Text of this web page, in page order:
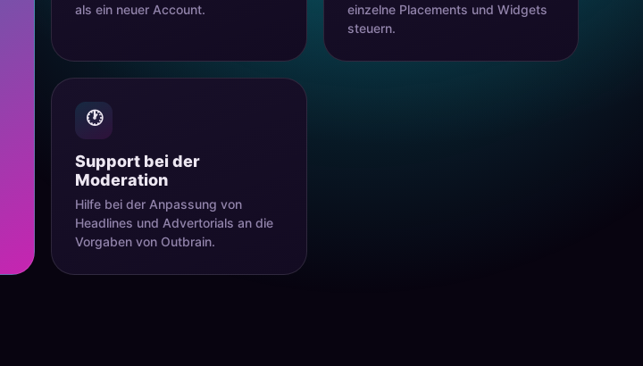
als ein neuer Account.
einzelne Placements und Widgets
steuern.
🕐
Support bei der
Moderation
Hilfe bei der Anpassung von
Headlines und Advertorials an die
Vorgaben von Outbrain.